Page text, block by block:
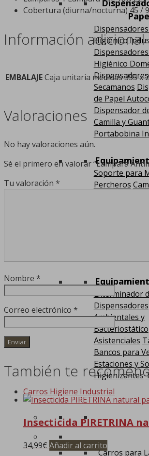
Higiénico
Higiénico
Secamanos
de Papel
Dispensador
Camilla y
Portabobina
Soporte para
Percheros
Exterminador
Dispensadores
Ambientales y
Bacteriostático
Asistenciales
Bancos para
Estaciones y
Higienizantes
Carros Higiene Industrial
Carros para
Cobertura (diurna/nocturna) 45 /
Información adicional
EMBALAJECaja unitaria medidas 355 x
Valoraciones
No hay valoraciones aún.
Sé el primero en valorar “Lampara
Tu valoración *
Nombre *
Correo electrónico *
También te
Insecticida PIRETRINA
34,99€ Añadir al carrito